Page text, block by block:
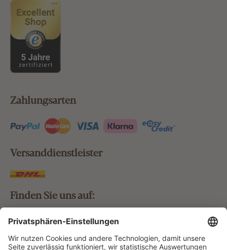
Zahlungsarten
Versanddienstleister
Finden Sie uns auf:
Bestellung widerrufen